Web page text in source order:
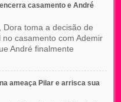
casamento e André
Dora toma a decisão de
casamento com Ademir
André finalmente
ameaça Pilar e arrisca sua